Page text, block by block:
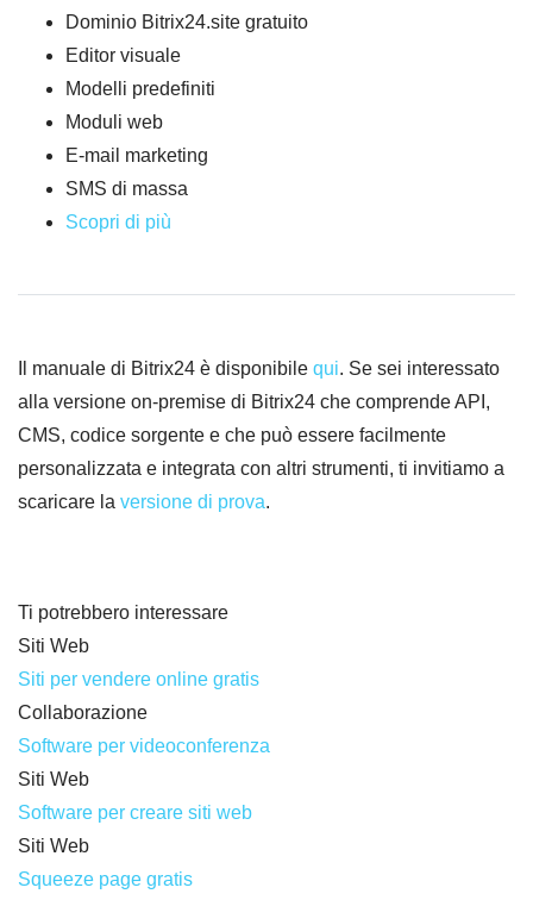
Dominio Bitrix24.site gratuito
Editor visuale
Modelli predefiniti
Moduli web
E-mail marketing
SMS di massa
Scopri di più
Il manuale di Bitrix24 è disponibile qui. Se sei interessato
alla versione on-premise di Bitrix24 che comprende API,
CMS, codice sorgente e che può essere facilmente
personalizzata e integrata con altri strumenti, ti invitiamo a
scaricare la versione di prova.
Ti potrebbero interessare
Siti Web
Siti per vendere online gratis
Collaborazione
Software per videoconferenza
Siti Web
Software per creare siti web
Siti Web
Squeeze page gratis